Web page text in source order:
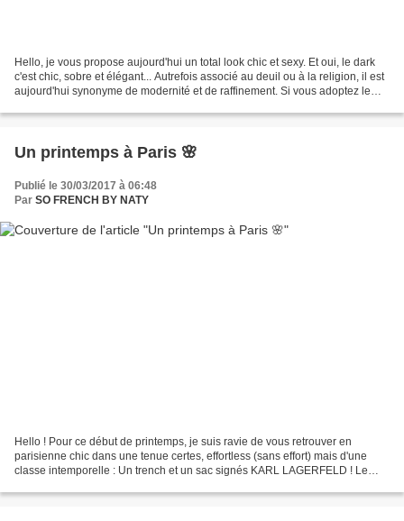
Hello, je vous propose aujourd'hui un total look chic et sexy. Et oui, le dark
c'est chic, sobre et élégant... Autrefois associé au deuil ou à la religion, il est
aujourd'hui synonyme de modernité et de raffinement. Si vous adoptez le
Un printemps à Paris 🌸
Publié le 30/03/2017 à 06:48
Par SO FRENCH BY NATY
Hello ! Pour ce début de printemps, je suis ravie de vous retrouver en
parisienne chic dans une tenue certes, effortless (sans effort) mais d'une
classe intemporelle : Un trench et un sac signés KARL LAGERFELD ! Le